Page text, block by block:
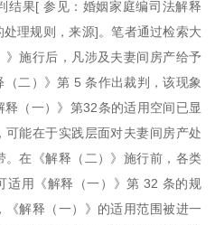
结果[ 参见：婚姻家庭编司法解释
处理规则，来源]。笔者通过检索大
施行后，凡涉及夫妻间房产给予
二）》第 5 条作出裁判，该现象
（一）》第32条的适用空间已显
能在于实践层面对夫妻间房产处
在《解释（二）》施行前，各类
适用《解释（一）》第 32 条的规
《解释（一）》的适用范围被进一